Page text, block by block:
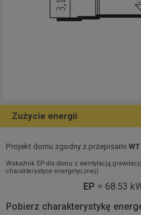
Zużycie energii
Projekt domu zgodny z przepisami
Wskaźnik EP dla domu z wentylacją
charakterystyce energetycznej)
EP = 68.53
Pobierz charakterystykę